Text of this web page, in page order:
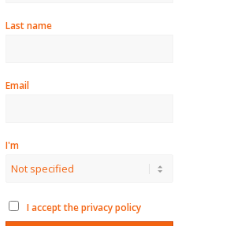
Last name
Email
I'm
I accept the privacy policy